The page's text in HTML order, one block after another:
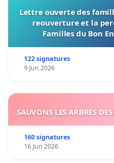
Lettre ouverte des
reouverture et la
Familles du Bon
122 signatures
9 Jun 2026
SAUVONS LES ARBRES
160 signatures
16 Jun 2026